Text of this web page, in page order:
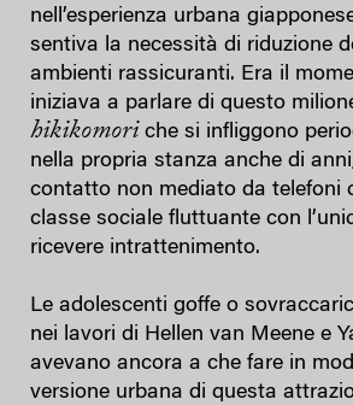
nell’esperienza urbana
sentiva la necessità di riduzione
ambienti rassicuranti. Era il
iniziava a parlare di questo
hikikomori che si infliggono
nella propria stanza anche di
contatto non mediato da telefoni
classe sociale fluttuante con
ricevere intrattenimento.
Le adolescenti goffe o
nei lavori di Hellen van Meene e
avevano ancora a che fare in
versione urbana di questa